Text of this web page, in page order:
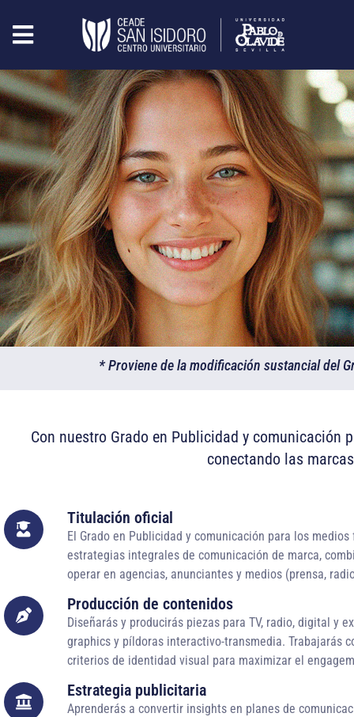
* Proviene de la modificación sustancial del
Con nuestro Grado en Publicidad y
conectando las
Titulación oficial
El Grado en Publicidad y comunicación para los
estrategias integrales de comunicación de marca,
operar en agencias, anunciantes y medios (prensa,
Producción de contenidos
Diseñarás y producirás piezas para TV, radio, digital y
graphics y píldoras interactivo-transmedia. Trabajarás
criterios de identidad visual para maximizar el
Estrategia publicitaria
Aprenderás a convertir insights en planes de